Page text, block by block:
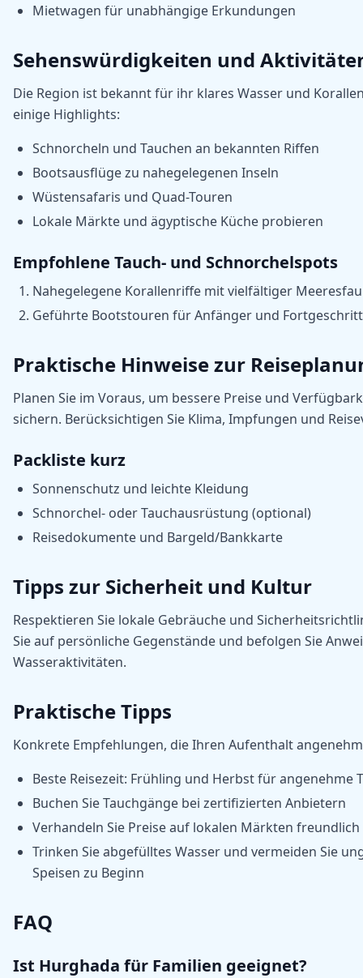
Mietwagen für unabhängige Erkundungen
Sehenswürdigkeiten und
Die Region ist bekannt für ihr klares Wasser und
einige Highlights:
Schnorcheln und Tauchen an bekannten Riffen
Bootsausflüge zu nahegelegenen Inseln
Wüstensafaris und Quad-Touren
Lokale Märkte und ägyptische Küche probieren
Empfohlene Tauch- und Schnorchelspots
Nahegelegene Korallenriffe mit vielfältiger
Geführte Bootstouren für Anfänger und
Praktische Hinweise zur
Planen Sie im Voraus, um bessere Preise und
sichern. Berücksichtigen Sie Klima, Impfungen und
Packliste kurz
Sonnenschutz und leichte Kleidung
Schnorchel- oder Tauchausrüstung (optional)
Reisedokumente und Bargeld/Bankkarte
Tipps zur Sicherheit und Kultur
Respektieren Sie lokale Gebräuche und
Sie auf persönliche Gegenstände und befolgen Sie
Wasseraktivitäten.
Praktische Tipps
Konkrete Empfehlungen, die Ihren Aufenthalt
Beste Reisezeit: Frühling und Herbst für angenehme
Buchen Sie Tauchgänge bei zertifizierten Anbietern
Verhandeln Sie Preise auf lokalen Märkten freundlich
Trinken Sie abgefülltes Wasser und vermeiden Sie
Speisen zu Beginn
FAQ
Ist Hurghada für Familien geeignet?